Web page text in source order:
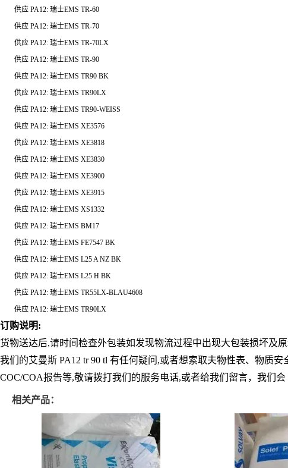
供应 PA12: 瑞士EMS TR-60
供应 PA12: 瑞士EMS TR-70
供应 PA12: 瑞士EMS TR-70LX
供应 PA12: 瑞士EMS TR-90
供应 PA12: 瑞士EMS TR90 BK
供应 PA12: 瑞士EMS TR90LX
供应 PA12: 瑞士EMS TR90-WEISS
供应 PA12: 瑞士EMS XE3576
供应 PA12: 瑞士EMS XE3818
供应 PA12: 瑞士EMS XE3830
供应 PA12: 瑞士EMS XE3900
供应 PA12: 瑞士EMS XE3915
供应 PA12: 瑞士EMS XS1332
供应 PA12: 瑞士EMS BM17
供应 PA12: 瑞士EMS FE7547 BK
供应 PA12: 瑞士EMS L25 A NZ BK
供应 PA12: 瑞士EMS L25 H BK
供应 PA12: 瑞士EMS TR55LX-BLAU4608
供应 PA12: 瑞士EMS TR90LX
订购说明:
货物送达后,请时间检查外包装如发现物流过程中出现大包装损坏及
我们的艾曼斯 PA12 tr 90 tl 有任何疑问 ,或者想索取夫物性表、物质安
COC/COA报告等,敬请拨打我们的服务电话,或者给我们留言，我们会
相关产品：